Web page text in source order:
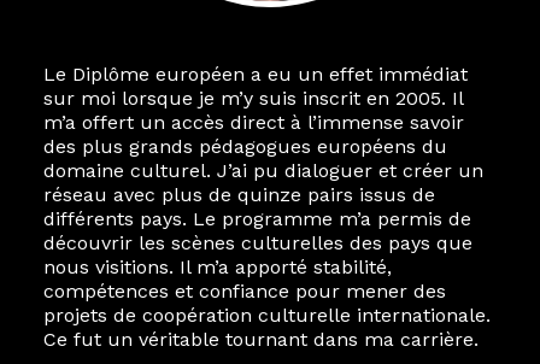
Le Diplôme européen a eu un effet immédiat
sur moi lorsque je m’y suis inscrit en 2005. Il
m’a offert un accès direct à l’immense savoir
des plus grands pédagogues européens du
domaine culturel. J’ai pu dialoguer et créer un
réseau avec plus de quinze pairs issus de
différents pays. Le programme m’a permis de
découvrir les scènes culturelles des pays que
nous visitions. Il m’a apporté stabilité,
compétences et confiance pour mener des
projets de coopération culturelle internationale.
Ce fut un véritable tournant dans ma carrière.